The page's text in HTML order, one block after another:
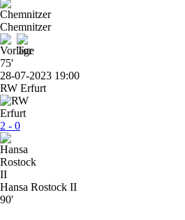
Chemnitzer
75'
28-07-2023 19:00
RW Erfurt
2 - 0
Hansa Rostock II
90'